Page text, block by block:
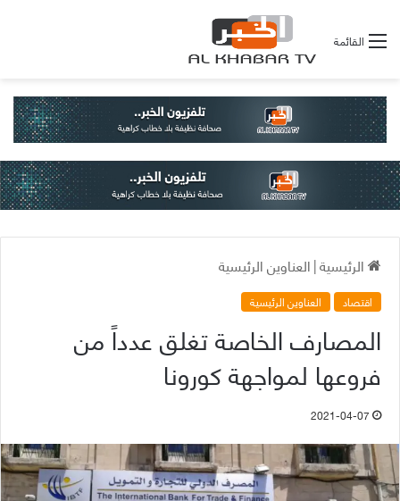
القائمة
الرئيسية|العناوين الرئيسية
اقتصاد العناوين الرئيسية
المصارف الخاصة تغلق عدداً من
فروعها لمواجهة كورونا
2021-04-07